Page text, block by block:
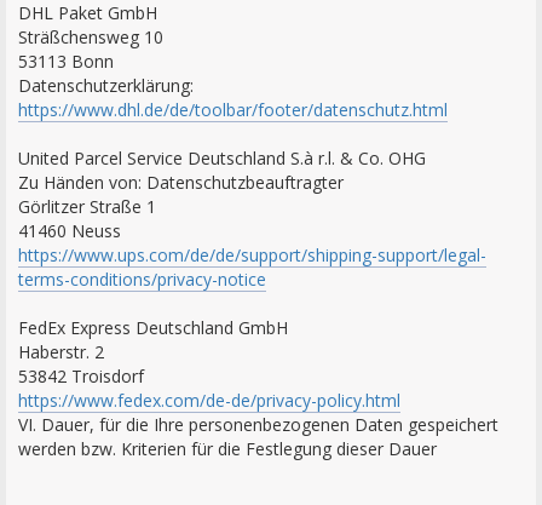
DHL Paket GmbH
Sträßchensweg 10
53113 Bonn
Datenschutzerklärung:
https://www.dhl.de/de/toolbar/footer/datenschutz.html
United Parcel Service Deutschland S.à r.l. & Co. OHG
Zu Händen von: Datenschutzbeauftragter
Görlitzer Straße 1
41460 Neuss
https://www.ups.com/de/de/support/shipping-support/legal-
terms-conditions/privacy-notice
FedEx Express Deutschland GmbH
Haberstr. 2
53842 Troisdorf
https://www.fedex.com/de-de/privacy-policy.html
VI. Dauer, für die Ihre personenbezogenen Daten gespeichert
werden bzw. Kriterien für die Festlegung dieser Dauer